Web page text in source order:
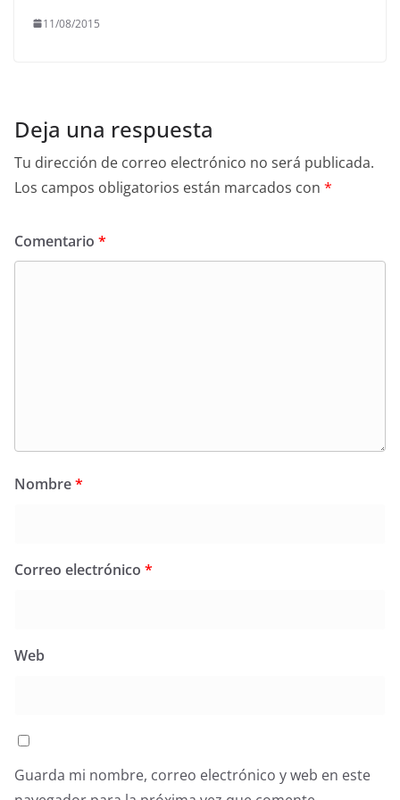
11/08/2015
Deja una respuesta
Tu dirección de correo electrónico no será publicada.
Los campos obligatorios están marcados con *
Comentario *
Nombre*
Correo electrónico *
Web
Guarda mi nombre, correo electrónico y web en este